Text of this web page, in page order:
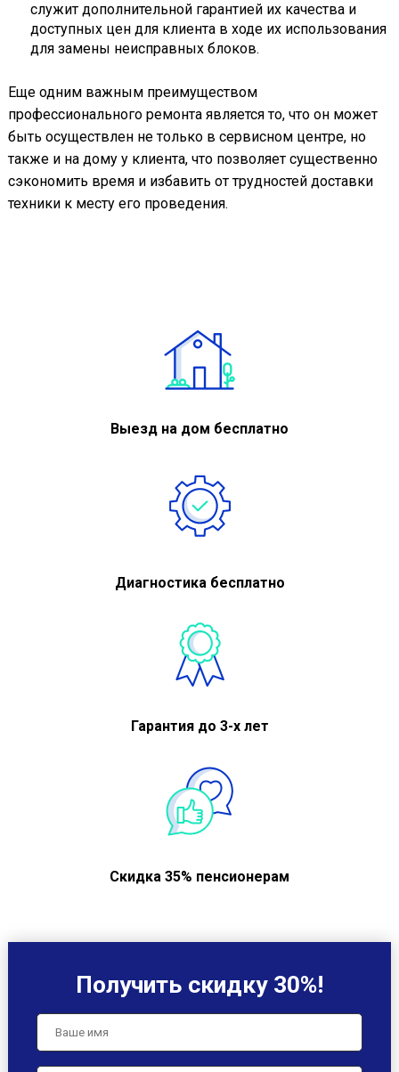
служит дополнительной гарантией их качества и
доступных цен для клиента в ходе их использования
для замены неисправных блоков.
Еще одним важным преимуществом
профессионального ремонта является то, что он может
быть осуществлен не только в сервисном центре, но
также и на дому у клиента, что позволяет существенно
сэкономить время и избавить от трудностей доставки
техники к месту его проведения.
Выезд на дом бесплатно
Диагностика бесплатно
Гарантия до 3-х лет
Скидка 35% пенсионерам
Получить скидку 30%!